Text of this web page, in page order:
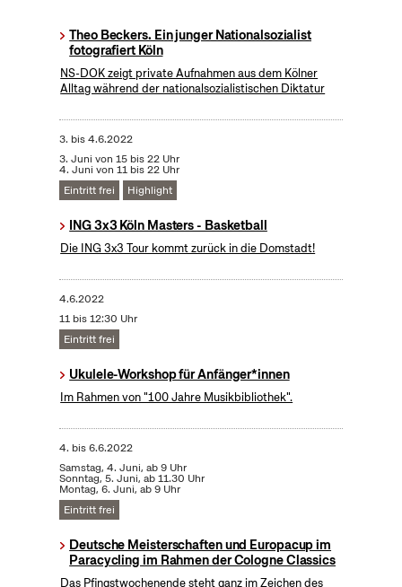
Theo Beckers. Ein junger Nationalsozialist
fotografiert Köln
NS-DOK zeigt private Aufnahmen aus dem Kölner
Alltag während der nationalsozialistischen Diktatur
3. bis4.6.2022
3. Juni von 15 bis 22 Uhr
4. Juni von 11 bis 22 Uhr
Eintritt frei
Highlight
ING 3x3 Köln Masters - Basketball
Die ING 3x3 Tour kommt zurück in die Domstadt!
4.6.2022
11 bis 12:30 Uhr
Eintritt frei
Ukulele-Workshop für Anfänger*innen
Im Rahmen von "100 Jahre Musikbibliothek".
4. bis6.6.2022
Samstag, 4. Juni, ab 9 Uhr
Sonntag, 5. Juni, ab 11.30 Uhr
Montag, 6. Juni, ab 9 Uhr
Eintritt frei
Deutsche Meisterschaften und Europacup im
Paracycling im Rahmen der Cologne Classics
Das Pfingstwochenende steht ganz im Zeichen des